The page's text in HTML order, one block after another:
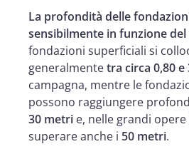
La profondità delle
sensibilmente in funzione
fondazioni superficiali si
generalmentetra circa 0,80
campagna, mentre le
possono raggiungere
30 metri e, nelle grandi
superare anche i 50 metri.